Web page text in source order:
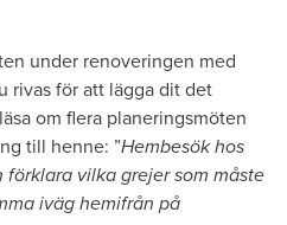
under renoveringen med
rivas för att lägga dit det
om flera planeringsmöten
till henne: ”Hembesök hos
vilka grejer som måste
iväg hemifrån på